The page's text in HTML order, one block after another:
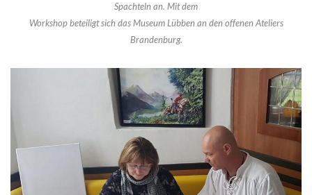
Spachteln an. Mit dem
Workshop beteiligt sich das Museum Lübben an den offenen Ateliers
Brandenburg.